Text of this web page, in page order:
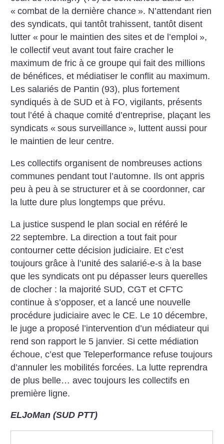
« combat de la dernière chance ». N’attendant rien
des syndicats, qui tantôt trahissent, tantôt disent
lutter « pour le maintien des sites et de l’emploi »,
le collectif veut avant tout faire cracher le
maximum de fric à ce groupe qui fait des millions
de bénéfices, et médiatiser le conflit au maximum.
Les salariés de Pantin (93), plus fortement
syndiqués à de SUD et à FO, vigilants, présents
tout l’été à chaque comité d’entreprise, plaçant les
syndicats « sous surveillance », luttent aussi pour
le maintien de leur centre.
Les collectifs organisent de nombreuses actions
communes pendant tout l’automne. Ils ont appris
peu à peu à se structurer et à se coordonner, car
la lutte dure plus longtemps que prévu.
La justice suspend le plan social en référé le
22 septembre. La direction a tout fait pour
contourner cette décision judiciaire. Et c’est
toujours grâce à l’unité des salarié-e-s à la base
que les syndicats ont pu dépasser leurs querelles
de clocher : la majorité SUD, CGT et CFTC
continue à s’opposer, et a lancé une nouvelle
procédure judiciaire avec le CE. Le 10 décembre,
le juge a proposé l’intervention d’un médiateur qui
rend son rapport le 5 janvier. Si cette médiation
échoue, c’est que Teleperformance refuse toujours
d’annuler les mobilités forcées. La lutte reprendra
de plus belle… avec toujours les collectifs en
première ligne.
ELJoMan (SUD PTT)